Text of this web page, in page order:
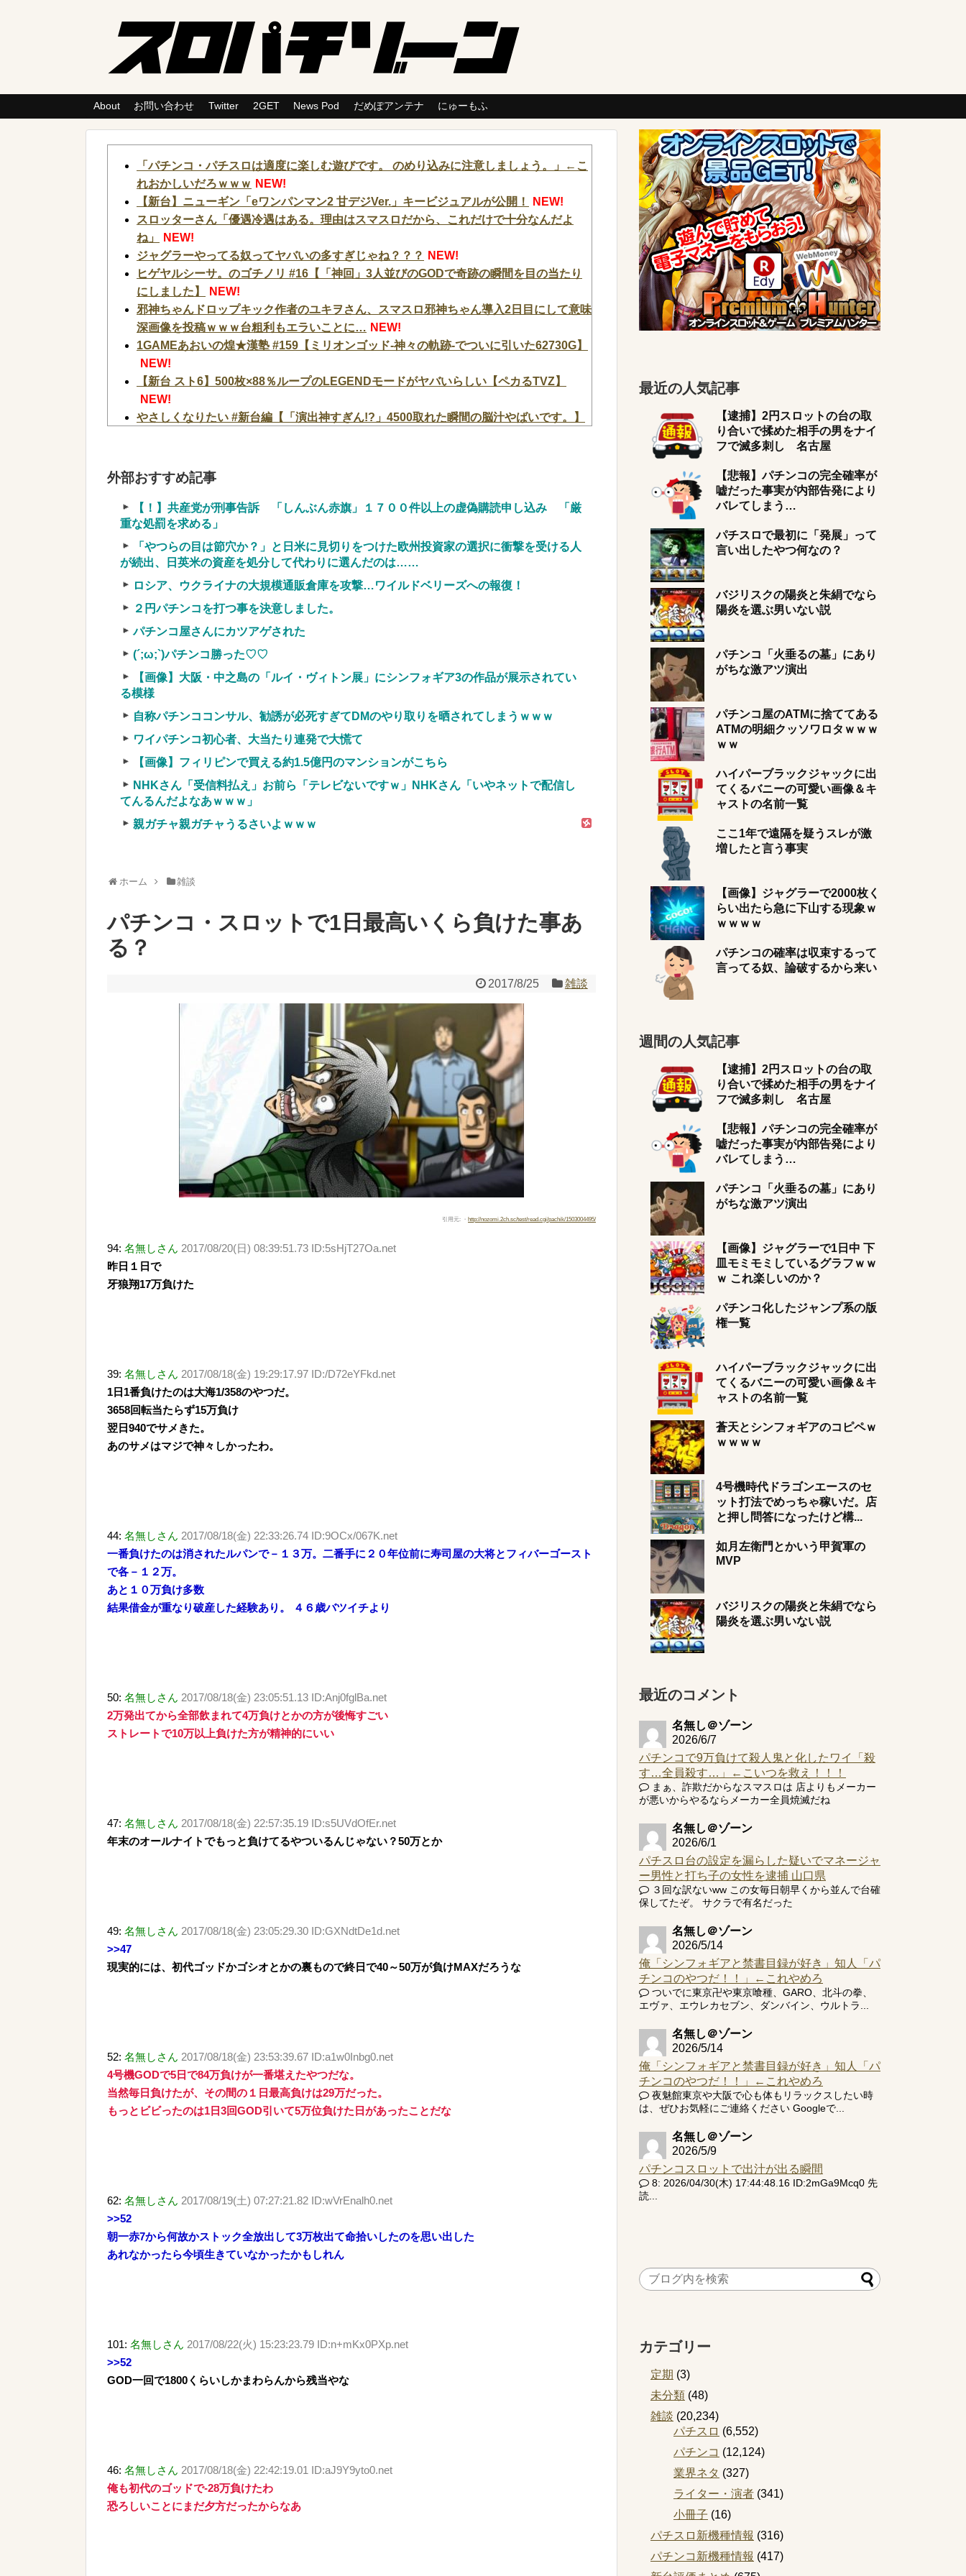
About お問い合わせ Twitter 2GET News Pod だめぽアンテナ にゅーもふ
「パチンコ・パチスロは適度に楽しむ遊びです。 のめり込みに注意しましょう。」←こ
れおかしいだろｗｗｗ NEW!
【新台】ニューギン「eワンパンマン2 甘デジVer.」キービジュアルが公開！
NEW!
スロッターさん「優遇冷遇はある。理由はスマスロだから、これだけで十分なんだよ
ね」
NEW!
ジャグラーやってる奴ってヤバいの多すぎじゃね？？？
NEW!
ヒゲヤルシーサ。のゴチノリ #16【「神回」3人並びのGODで奇跡の瞬間を目の当たり
にしました】
NEW!
邪神ちゃんドロップキック作者のユキヲさん、スマスロ邪神ちゃん導入2日目にして意味
深画像を投稿ｗｗｗ台粗利もエラいことに… NEW!
1GAMEあおいの煌★漢塾 #159【ミリオンゴッド-神々の軌跡-でついに引いた62730G】
NEW!
【新台 スト6】500枚×88％ループのLEGENDモードがヤバいらしい【ペカるTVZ】
NEW!
やさしくなりたい #新台編【「演出神すぎん!?」4500取れた瞬間の脳汁やばいです。】
w w w w w w NEW!
消費税減税に反対していた財務省の面目が丸潰れに、減税が決まった途端に市場が動き
出したが…… NEW!
【速報】れいわ新選組、「いのちの党」に党名変更ｗｗｗｗｗｗ
ジャンプストアで大量注文→キャンセルを繰り返した女を逮捕 「注文で欲求が満たさ
れた」総額43億円 NEW!
【辺野古事故】日教組委員長「杜撰な計画、学校が責めを負うのは当然」としつつも、
【画像】令和最新版のあのちゃん、可愛過ぎてワイらにブッ刺さりまくりw w w w w
w NEW!
【速報】NHK職員が番組出演タレントから性被害！？←コレマジならヤバくねーか？
NEW!
【緊急】お笑いジャングルポケット斉藤慎二被告に懲役7年の求刑←これ…
NEW!
車上のテントでキャンプ 民泊施設が車のレンタル 五所川原 青森
【競馬・難解】6/30(水)第44回帝王賞(JpnI) Part6 みんなの予想
名機が生まれなかった悲しい枠
外部おすすめ記事
【！】共産党が刑事告訴 「しんぶん赤旗」１７００件以上の虚偽購読申し込み 「厳
重な処罰を求める」
「やつらの目は節穴か？」と日米に見切りをつけた欧州投資家の選択に衝撃を受ける人
が続出、日英米の資産を処分して代わりに選んだのは……
ロシア、ウクライナの大規模通販倉庫を攻撃…ワイルドベリーズへの報復！
２円パチンコを打つ事を決意しました。
パチンコ屋さんにカツアゲされた
(´;ω;`)パチンコ勝った♡♡
【画像】大阪・中之島の「ルイ・ヴィトン展」にシンフォギア3の作品が展示されてい
る模様
自称パチンココンサル、勧誘が必死すぎてDMのやり取りを晒されてしまうｗｗｗ
ワイパチンコ初心者、大当たり連発で大慌て
【画像】フィリピンで買える約1.5億円のマンションがこちら
NHKさん「受信料払え」お前ら「テレビないですｗ」NHKさん「いやネットで配信し
てんるんだよなあｗｗｗ」
親ガチャ親ガチャうるさいよｗｗｗ
ホーム 雑談
パチンコ・スロットで1日最高いくら負けた事あ
る？
2017/8/25 雑談
引用元: ・ http://nozomi.2ch.sc/test/read.cgi/pachik/1503004495/
94: 名無しさん 2017/08/20(日) 08:39:51.73 ID:5sHjT27Oa.net
昨日１日で
牙狼翔17万負けた
39: 名無しさん 2017/08/18(金) 19:29:17.97 ID:/D72eYFkd.net
1日1番負けたのは大海1/358のやつだ。
3658回転当たらず15万負け
翌日940でサメきた。
あのサメはマジで神々しかったわ。
44: 名無しさん 2017/08/18(金) 22:33:26.74 ID:9OCx/067K.net
一番負けたのは消されたルパンで－１３万。二番手に２０年位前に寿司屋の大将とフィバーゴースト
で各－１２万。
あと１０万負け多数
結果借金が重なり破産した経験あり。 ４６歳バツイチより
50: 名無しさん 2017/08/18(金) 23:05:51.13 ID:Anj0fglBa.net
2万発出てから全部飲まれて4万負けとかの方が後悔すごい
ストレートで10万以上負けた方が精神的にいい
47: 名無しさん 2017/08/18(金) 22:57:35.19 ID:s5UVdOfEr.net
年末のオールナイトでもっと負けてるやついるんじゃない？50万とか
49: 名無しさん 2017/08/18(金) 23:05:29.30 ID:GXNdtDe1d.net
>>47
現実的には、初代ゴッドかゴシオとかの裏もので終日で40～50万が負けMAXだろうな
52: 名無しさん 2017/08/18(金) 23:53:39.67 ID:a1w0Inbg0.net
4号機GODで5日で84万負けが一番堪えたやつだな。
当然毎日負けたが、その間の１日最高負けは29万だった。
もっとビビったのは1日3回GOD引いて5万位負けた日があったことだな
62: 名無しさん 2017/08/19(土) 07:27:21.82 ID:wVrEnalh0.net
>>52
朝一赤7から何故かストック全放出して3万枚出て命拾いしたのを思い出した
あれなかったら今頃生きていなかったかもしれん
101: 名無しさん 2017/08/22(火) 15:23:23.79 ID:n+mKx0PXp.net
>>52
GOD一回で1800くらいしかまわらんから残当やな
46: 名無しさん 2017/08/18(金) 22:42:19.01 ID:aJ9Y9yto0.net
俺も初代のゴッドで-28万負けたわ
恐ろしいことにまだ夕方だったからなあ
最近の人気記事
【逮捕】2円スロットの台の取
り合いで揉めた相手の男をナイ
フで滅多刺し 名古屋
【悲報】パチンコの完全確率が
嘘だった事実が内部告発により
バレてしまう…
パチスロで最初に「発展」って
言い出したやつ何なの？
バジリスクの陽炎と朱絹でなら
陽炎を選ぶ男いない説
パチンコ「火垂るの墓」にあり
がちな激アツ演出
パチンコ屋のATMに捨ててある
ATMの明細クッソワロタｗｗｗ
ｗｗ
ハイパーブラックジャックに出
てくるバニーの可愛い画像＆キ
ャストの名前一覧
ここ1年で遠隔を疑うスレが激
増したと言う事実
【画像】ジャグラーで2000枚く
らい出たら急に下山する現象ｗ
ｗｗｗｗ
パチンコの確率は収束するって
言ってる奴、論破するから来い
週間の人気記事
【逮捕】2円スロットの台の取
り合いで揉めた相手の男をナイ
フで滅多刺し 名古屋
【悲報】パチンコの完全確率が
嘘だった事実が内部告発により
バレてしまう…
パチンコ「火垂るの墓」にあり
がちな激アツ演出
【画像】ジャグラーで1日中 下
皿モミモミしているグラフｗｗ
ｗ これ楽しいのか？
パチンコ化したジャンプ系の版
権一覧
ハイパーブラックジャックに出
てくるバニーの可愛い画像＆キ
ャストの名前一覧
蒼天とシンフォギアのコピペｗ
ｗｗｗｗ
4号機時代ドラゴンエースのセ
ット打法でめっちゃ稼いだ。店
と押し問答になったけど構...
如月左衛門とかいう甲賀軍の
MVP
バジリスクの陽炎と朱絹でなら
陽炎を選ぶ男いない説
最近のコメント
名無し＠ゾーン
2026/6/7
パチンコで9万負けて殺人鬼と化したワイ「殺
す…全員殺す…」←こいつを救え！！！
まぁ、詐欺だからなスマスロは 店よりもメーカー
が悪いからやるならメーカー全員焼滅だね
名無し＠ゾーン
2026/6/1
パチスロ台の設定を漏らした疑いでマネージャ
ー男性と打ち子の女性を逮捕 山口県
３回な訳ないww この女毎日朝早くから並んで台確
保してたぞ。 サクラで有名だった
名無し＠ゾーン
2026/5/14
俺「シンフォギアと禁書目録が好き」知人「パ
チンコのやつだ！！」←これやめろ
ついでに東京卍や東京喰種、GARO、北斗の拳、
エヴァ、エウレカセブン、ダンバイン、ウルトラ...
名無し＠ゾーン
2026/5/14
俺「シンフォギアと禁書目録が好き」知人「パ
チンコのやつだ！！」←これやめろ
夜魅館東京や大阪で心も体もリラックスしたい時
は、ぜひお気軽にご連絡ください Googleで...
名無し＠ゾーン
2026/5/9
パチンコスロットで出汁が出る瞬間
8: 2026/04/30(木) 17:44:48.16 ID:2mGa9Mcq0 先
読...
カテゴリー
定期 (3)
未分類 (48)
雑談 (20,234)
パチスロ (6,552)
パチンコ (12,124)
業界ネタ (327)
ライター・演者 (341)
小冊子 (16)
パチスロ新機種情報 (316)
パチンコ新機種情報 (417)